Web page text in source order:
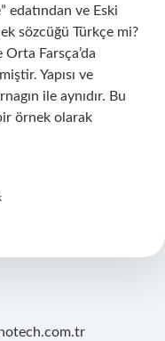
edatından ve Eski
sözcüğü Türkçe mi?
Farsça’da
Yapısı ve
ile aynıdır. Bu
örnek olarak